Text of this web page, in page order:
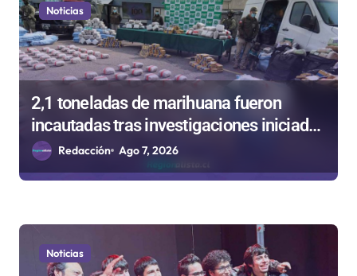
n
t
r
d
s
Noticias
2,1 toneladas de marihuana fueron
incautadas tras investigaciones iniciadas
en Antofagasta
Redacción Ago 7, 2026
Noticias